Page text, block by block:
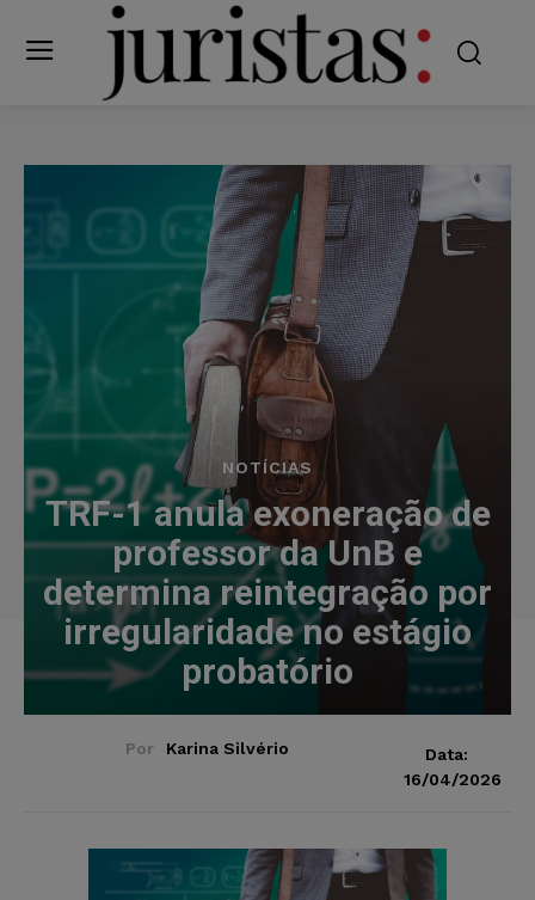
NOTÍCIAS
TRF-1 anula exoneração de
professor da UnB e
determina reintegração por
irregularidade no estágio
probatório
Por Karina Silvério
Data:
16/04/2026